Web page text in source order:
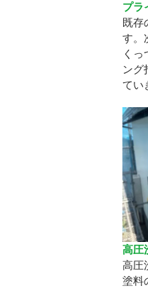
プラ
既存
す。
く
ング
てい
高圧
高圧
塗料